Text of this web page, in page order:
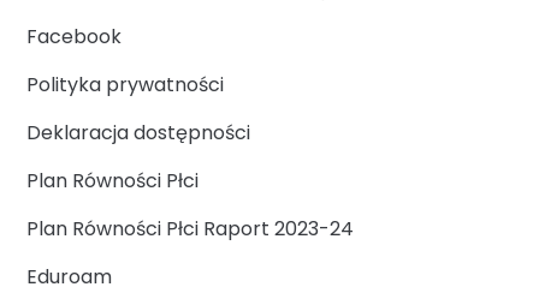
Facebook
Polityka prywatności
Deklaracja dostępności
Plan Równości Płci
Plan Równości Płci Raport 2023-24
Eduroam